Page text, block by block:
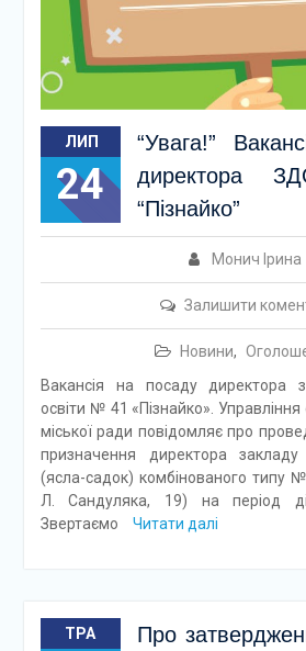
ЛИП
24
“Увага!”
“Пізнайко”
Монич Ірина
Залишити
Новини,
Вакансія на посаду директора
освіти № 41 «Пізнайко». Управління
міської ради повідомляє про
призначення директора закладу
(ясла-садок) комбінованого типу
Л. Сандуляка, 19) на період
Звертаємо
Читати далі
ТРА
Про